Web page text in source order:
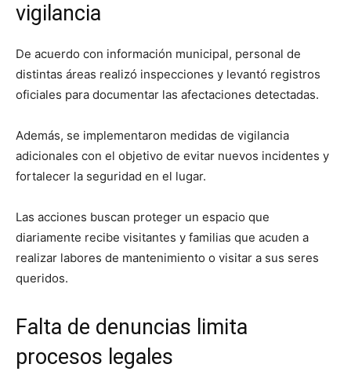
vigilancia
De acuerdo con información municipal, personal de
distintas áreas realizó inspecciones y levantó registros
oficiales para documentar las afectaciones detectadas.
Además, se implementaron medidas de vigilancia
adicionales con el objetivo de evitar nuevos incidentes y
fortalecer la seguridad en el lugar.
Las acciones buscan proteger un espacio que
diariamente recibe visitantes y familias que acuden a
realizar labores de mantenimiento o visitar a sus seres
queridos.
Falta de denuncias limita
procesos legales